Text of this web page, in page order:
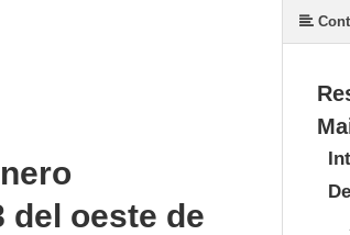
del oeste de